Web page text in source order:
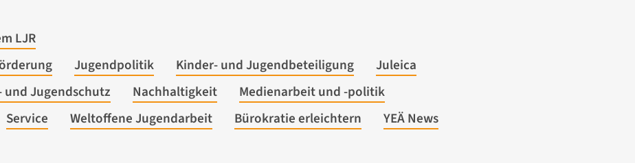
LJR
Jugendpolitik Kinder- und Jugendbeteiligung
Juleica
und Jugendschutz Nachhaltigkeit
Medienarbeit und -politik
Service Weltoffene Jugendarbeit Bürokratie erleichtern
YEÄ News